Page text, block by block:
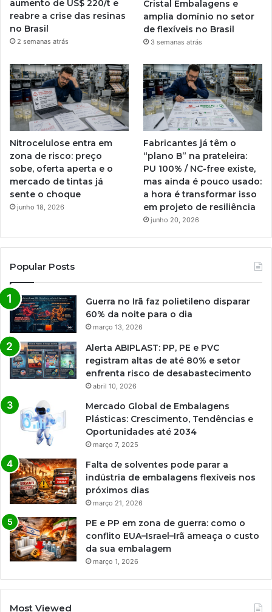
aumento de US$ 220/t e
reabre a crise das resinas
no Brasil
2 semanas atrás
Cristal Embalagens e
amplia domínio no setor
de flexíveis no Brasil
3 semanas atrás
Nitrocelulose entra em
zona de risco: preço
sobe, oferta aperta e o
mercado de tintas já
sente o choque
junho 18, 2026
Fabricantes já têm o
“plano B” na prateleira:
PU 100% / NC-free existe,
mas ainda é pouco usado:
a hora é transformar isso
em projeto de resiliência
junho 20, 2026
Popular Posts
Guerra no Irã faz polietileno disparar
60% da noite para o dia
março 13, 2026
Alerta ABIPLAST: PP, PE e PVC
registram altas de até 80% e setor
enfrenta risco de desabastecimento
abril 10, 2026
Mercado Global de Embalagens
Plásticas: Crescimento, Tendências e
Oportunidades até 2034
março 7, 2025
Falta de solventes pode parar a
indústria de embalagens flexíveis nos
próximos dias
março 21, 2026
PE e PP em zona de guerra: como o
conflito EUA–Israel–Irã ameaça o custo
da sua embalagem
março 1, 2026
Most Viewed